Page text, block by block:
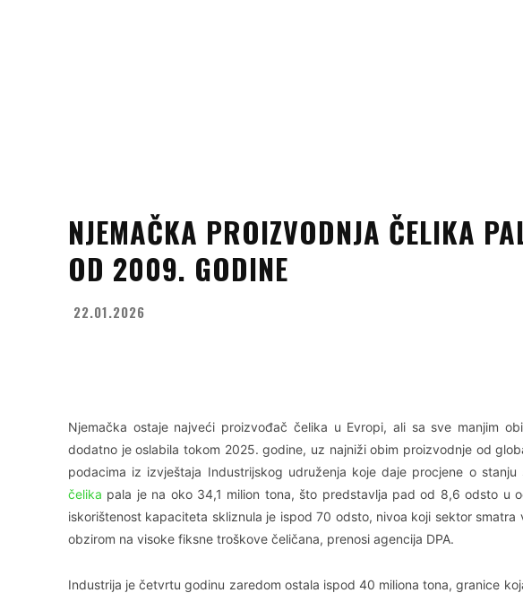
NJEMAČKA PROIZVODNJA ČELIKA
OD 2009. GODINE
22.01.2026
Njemačka ostaje najveći proizvođač čelika u Evropi, ali sa sve manjim
dodatno je oslabila tokom 2025. godine, uz najniži obim proizvodnje od
podacima iz izvještaja Industrijskog udruženja koje daje procjene o
čelika pala je na oko 34,1 milion tona, što predstavlja pad od 8,6 odsto u
iskorištenost kapaciteta skliznula je ispod 70 odsto, nivoa koji sektor
obzirom na visoke fiksne troškove čeličana, prenosi agencija DPA.
Industrija je četvrtu godinu zaredom ostala ispod 40 miliona tona, granice